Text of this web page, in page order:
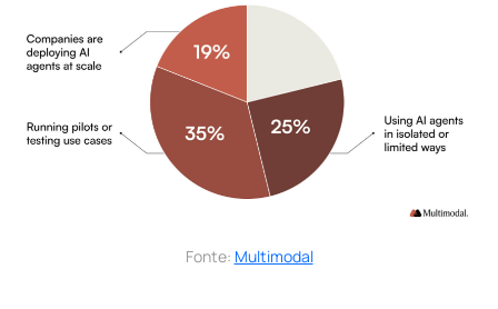
Fonte: Multimodal